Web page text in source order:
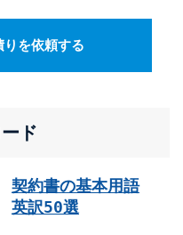
を依頼する
ド
契約書の基本用語
英訳50選